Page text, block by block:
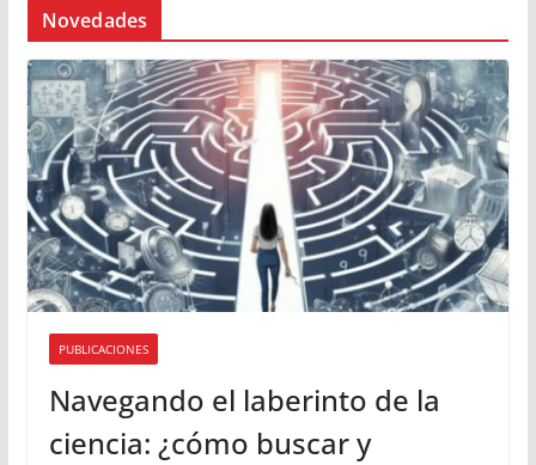
Novedades
PUBLICACIONES
Navegando el laberinto de la
ciencia: ¿cómo buscar y